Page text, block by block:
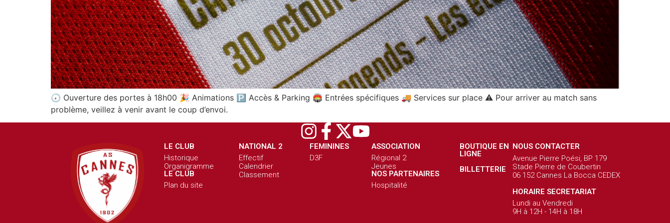
🕢 Ouverture des portes à 18h00 🎉 Animations 🅿️ Accès & Parking 🏟️ Entrées spécifiques 🚚 Services sur place ⚠️ Pour arriver au match sans
problème, veillez à venir avant le coup d’envoi.
LE CLUB
Historique
Organigramme
LE CLUB
Plan du site
NATIONAL 2
Effectif
Calendrier
Classement
FEMININES
D3F
ASSOCIATION
Régional 2
Jeunes
NOS PARTENAIRES
Hospitalité
BOUTIQUE EN
LIGNE
BILLETTERIE
NOUS CONTACTER
Avenue Pierre Poési, BP 179
Stade Pierre de Coubertin
06 152 Cannes La Bocca CEDEX
HORAIRE SECRETARIAT
Lundi au Vendredi
9H à 12H - 14H à 18H